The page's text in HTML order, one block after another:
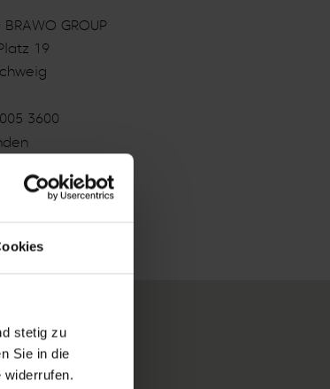
stetig zu
Sie in die
widerrufen.
GROUP
19
3600